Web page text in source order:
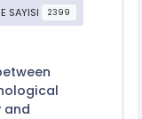
SAYISI 2399
and